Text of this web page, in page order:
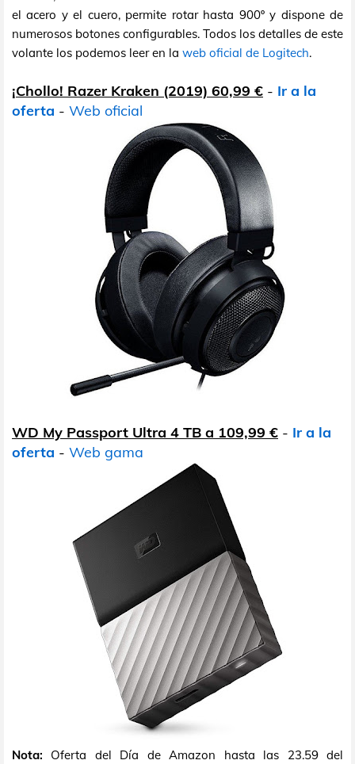
el acero y el cuero, permite rotar hasta 900º y dispone de
numerosos botones configurables. Todos los detalles de este
volante los podemos leer en la web oficial de Logitech.
¡Chollo! Razer Kraken (2019) 60,99 € - Ir a la
oferta - Web oficial
WD My Passport Ultra 4 TB a 109,99 € - Ir a la
oferta - Web gama
Nota: Oferta del Día de Amazon hasta las 23.59 del